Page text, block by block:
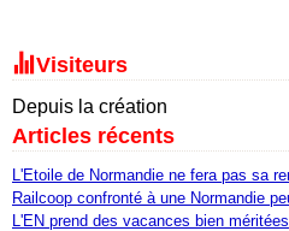
Visiteurs
Depuis la création
Articles récents
L'Etoile de Normandie ne fera pas sa
Railcoop confronté à une Normandie
L'EN prend des vacances bien méritées